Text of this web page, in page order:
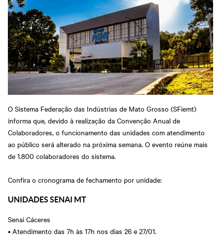
O Sistema Federação das Indústrias de Mato Grosso (SFiemt)
informa que, devido à realização da Convenção Anual de
Colaboradores, o funcionamento das unidades com atendimento
ao público será alterado na próxima semana. O evento reúne mais
de 1.800 colaboradores do sistema.
Confira o cronograma de fechamento por unidade:
UNIDADES SENAI MT
Senai Cáceres
• Atendimento das 7h às 17h nos dias 26 e 27/01.